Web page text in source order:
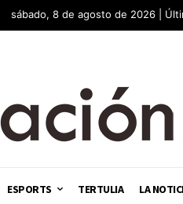
sábado, 8 de agosto de 2026 |
ESPORTS TERTULIA LA